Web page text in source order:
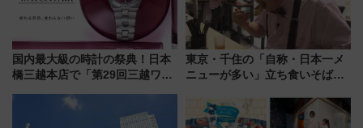
国内最大級の時計の祭典！日本
橋三越本店で「第29回三越ワー
【2026年8月5日～25日】
東京・千住の「自称・日本一メ
ニューが多い」立ち食いそば屋
地のふらっと立ち食いそば』
7/27夜10時～放送